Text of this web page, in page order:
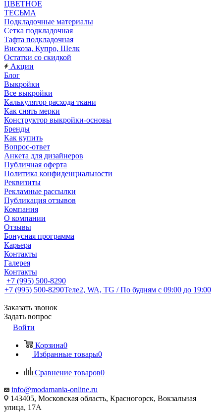
ЦВЕТНОЕ
ТЕСЬМА
Подкладочные материалы
Сетка подкладочная
Тафта подкладочная
Вискоза, Купро, Шелк
Остатки со скидкой
Акции
Блог
Выкройки
Все выкройки
Калькулятор расхода ткани
Как снять мерки
Конструктор выкройки-основы
Бренды
Как купить
Вопрос-ответ
Анкета для дизайнеров
Публичная оферта
Политика конфиденциальности
Реквизиты
Рекламные рассылки
Публикация отзывов
Компания
О компании
Отзывы
Бонусная программа
Карьера
Контакты
Галерея
Контакты
+7 (995) 500-8290
+7 (995) 500-8290Теле2, WA, TG / По будням c 09:00 до 19:00
Заказать звонок
Задать вопрос
Войти
Корзина0
Избранные товары0
Сравнение товаров0
info@modamania-online.ru
143405, Московская область, Красногорск, Вокзальная
улица, 17А